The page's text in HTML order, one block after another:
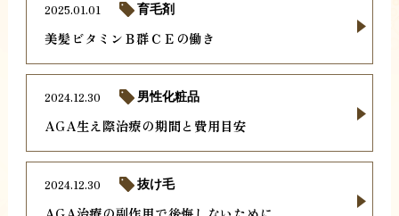
美髪ビタミンＢ群ＣＥの働き
2025.01.01 育毛剤
AGA生え際治療の期間と費用目安
2024.12.30 男性化粧品
2024.12.30 抜け毛